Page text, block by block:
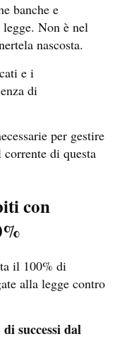
banche e
Non è nel
nascosta.
e i
di
per gestire
di questa
con
il 100% di
alla legge contro
successi dal